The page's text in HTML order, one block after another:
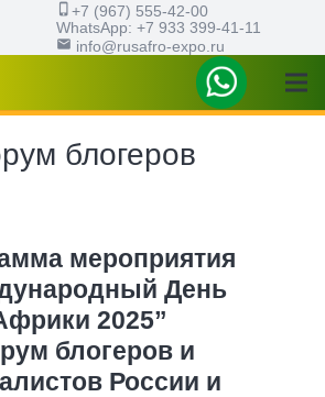
phone_iphone+7 (967) 555-42-00
WhatsApp: ‪+7 933 399-41-11
email info@rusafro-expo.ru
блогеров
мероприятия
День
2025”
блогеров и
России и